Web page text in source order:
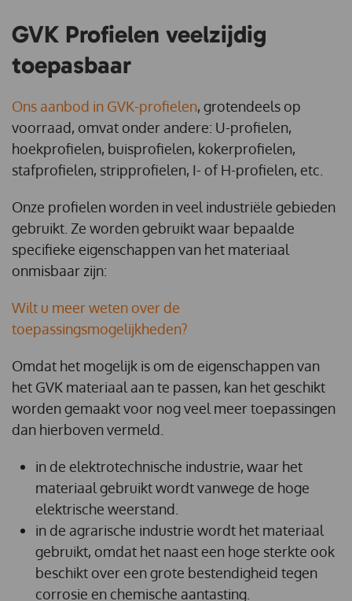
GVK Profielen veelzijdig
toepasbaar
Ons aanbod in GVK-profielen, grotendeels op
voorraad, omvat onder andere: U-profielen,
hoekprofielen, buisprofielen, kokerprofielen,
stafprofielen, stripprofielen, I- of H-profielen, etc.
Onze profielen worden in veel industriële gebieden
gebruikt. Ze worden gebruikt waar bepaalde
specifieke eigenschappen van het materiaal
onmisbaar zijn:
Wilt u meer weten over de
toepassingsmogelijkheden?
Omdat het mogelijk is om de eigenschappen van
het GVK materiaal aan te passen, kan het geschikt
worden gemaakt voor nog veel meer toepassingen
dan hierboven vermeld.
in de elektrotechnische industrie, waar het
materiaal gebruikt wordt vanwege de hoge
elektrische weerstand.
in de agrarische industrie wordt het materiaal
gebruikt, omdat het naast een hoge sterkte ook
beschikt over een grote bestendigheid tegen
corrosie en chemische aantasting.